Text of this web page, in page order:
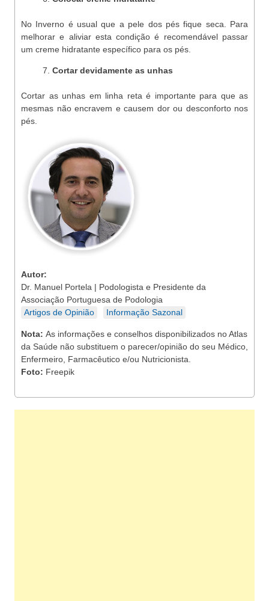
No Inverno é usual que a pele dos pés fique seca. Para
melhorar e aliviar esta condição é recomendável passar
um creme hidratante específico para os pés.
Cortar devidamente as unhas
Cortar as unhas em linha reta é importante para que as
mesmas não encravem e causem dor ou desconforto nos
pés.
Autor:
Dr. Manuel Portela | Podologista e Presidente da
Associação Portuguesa de Podologia
Artigos de Opinião
Informação Sazonal
Nota: As informações e conselhos disponibilizados no Atlas
da Saúde não substituem o parecer/opinião do seu Médico,
Enfermeiro, Farmacêutico e/ou Nutricionista.
Foto: Freepik